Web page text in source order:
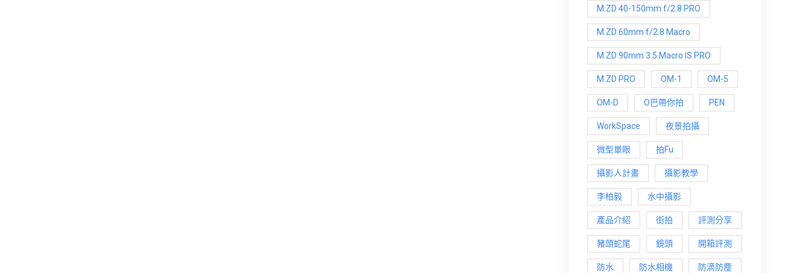
M.ZD 40-150mm f/2.8 PRO
M.ZD 60mm f/2.8 Macro
M.ZD 90mm 3.5 Macro IS PRO
M.ZD PRO OM-1 OM-5
OM-D O巴帶你拍 PEN
WorkSpace 夜景拍攝
微型單眼 拍Fu
攝影人計畫 攝影教學
李柏毅 水中攝影
產品介紹 街拍 評測分享
豬頭蛇尾 鏡頭 開箱評測
防水 防水相機 防滴防塵